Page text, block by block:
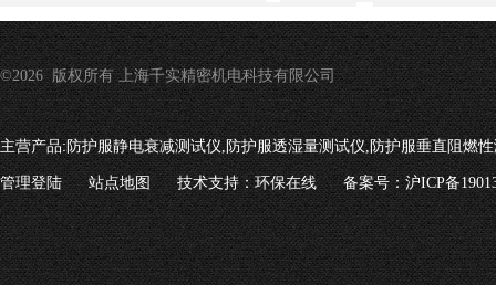
©2026 版权所有 上海千实精密机电科技有限公司
主营产品:防护服静电衰减测试仪,防护服透湿量测试仪,防护服垂直阻燃
管理登陆 站点地图 技术支持：环保在线 备案号：沪ICP备